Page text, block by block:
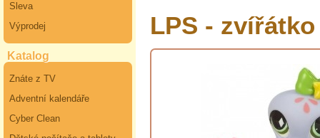
Sleva
Výprodej
Katalog
Znáte z TV
Adventní kalendáře
Cyber Clean
LPS - zvířátko